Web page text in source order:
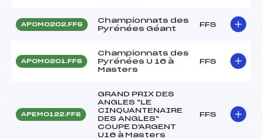
APOM0202.FFS
Championnats des
Pyrénées Géant
FFS
APOM0201.FFS
Championnats des
Pyrénées U 16 à
Masters
FFS
APEM0122.FFS
GRAND PRIX DES
ANGLES "LE
CINQUANTENAIRE
DES ANGLES"
COUPE D'ARGENT
U16 à Masters
FFS